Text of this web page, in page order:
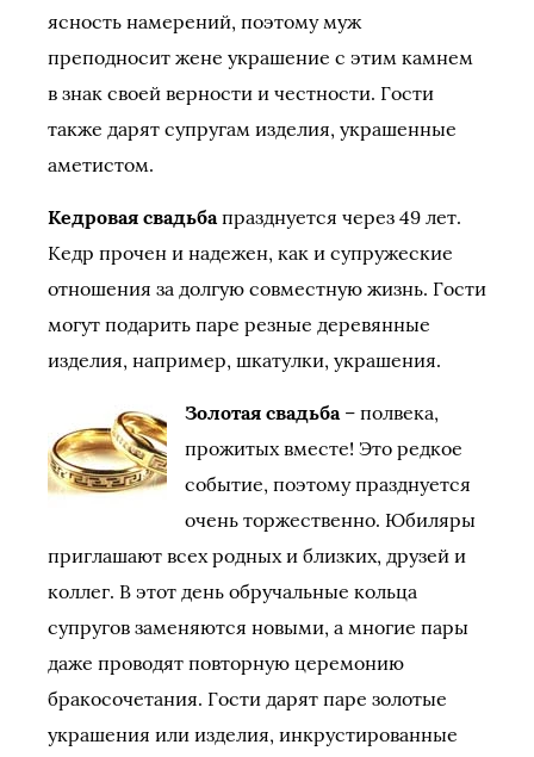
ясность намерений, поэтому муж
преподносит жене украшение с этим камнем
в знак своей верности и честности. Гости
также дарят супругам изделия, украшенные
аметистом.
Кедровая свадьбапразднуется через 49 лет.
Кедр прочен и надежен, как и супружеские
отношения за долгую совместную жизнь. Гости
могут подарить паре резные деревянные
изделия, например, шкатулки, украшения.
Золотая свадьба– полвека,
прожитых вместе! Это редкое
событие, поэтому празднуется
очень торжественно. Юбиляры
приглашают всех родных и близких, друзей и
коллег. В этот день обручальные кольца
супругов заменяются новыми, а многие пары
даже проводят повторную церемонию
бракосочетания. Гости дарят паре золотые
украшения или изделия, инкрустированные